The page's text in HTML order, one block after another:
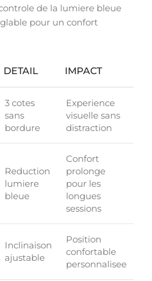
de la lumiere bleue
pour un confort
DETAIL IMPACT
3 cotes
sans
bordure
Experience
visuelle sans
distraction
Reduction
lumiere
bleue
Confort
prolonge
pour les
longues
sessions
Inclinaison
ajustable
Position
confortable
personnalisee